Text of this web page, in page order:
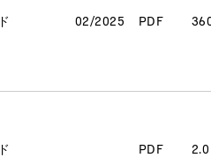
02/2025 PDF
PDF